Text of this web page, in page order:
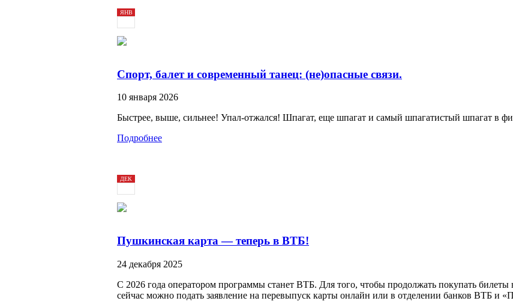
ЯНВ
Спорт, балет и современный танец: (не)опасные связи.
10 января 2026
Быстрее, выше, сильнее! Упал-отжался! Шпагат, еще шпагат и самый шпагатистый шпагат в
Подробнее
ДЕК
Пушкинская карта — теперь в ВТБ!
24 декабря 2025
С 2026 года оператором программы станет ВТБ. Для того, чтобы продолжать покупать
сейчас можно подать заявление на перевыпуск карты онлайн или в отделении банков ВТБ и